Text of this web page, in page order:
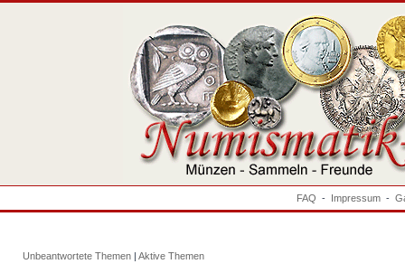
FAQ - Impressum -
Unbeantwortete Themen | Aktive Themen